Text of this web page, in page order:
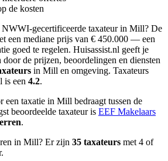
de kosten
NWWI-gecertificeerde taxateur in Mill? De
een mediane prijs van € 450.000 — een
goed te regelen. Huisassist.nl geeft je
de prijzen, beoordelingen en diensten
in Mill en omgeving. Taxateurs
is een 4.2.
een taxatie in Mill bedraagt tussen de
beoordeelde taxateur is EEF Makelaars
.
in Mill? Er zijn 35 taxateurs met 4 of